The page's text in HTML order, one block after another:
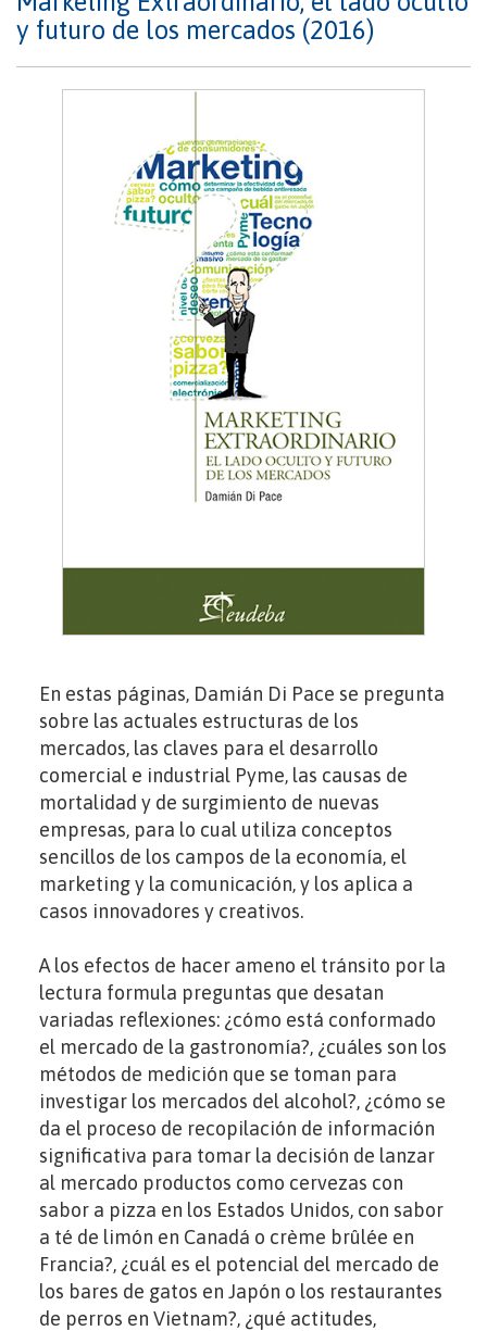
y futuro de los mercados (2016)
En estas páginas, Damián Di Pace se pregunta
sobre las actuales estructuras de los
mercados, las claves para el desarrollo
comercial e industrial Pyme, las causas de
mortalidad y de surgimiento de nuevas
empresas, para lo cual utiliza conceptos
sencillos de los campos de la economía, el
marketing y la comunicación, y los aplica a
casos innovadores y creativos.
A los efectos de hacer ameno el tránsito por la
lectura formula preguntas que desatan
variadas reflexiones: ¿cómo está conformado
el mercado de la gastronomía?, ¿cuáles son los
métodos de medición que se toman para
investigar los mercados del alcohol?, ¿cómo se
da el proceso de recopilación de información
significativa para tomar la decisión de lanzar
al mercado productos como cervezas con
sabor a pizza en los Estados Unidos, con sabor
a té de limón en Canadá o crème brûlée en
Francia?, ¿cuál es el potencial del mercado de
los bares de gatos en Japón o los restaurantes
de perros en Vietnam?, ¿qué actitudes,